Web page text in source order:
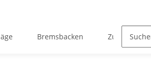
Bremsbacken Zubehör